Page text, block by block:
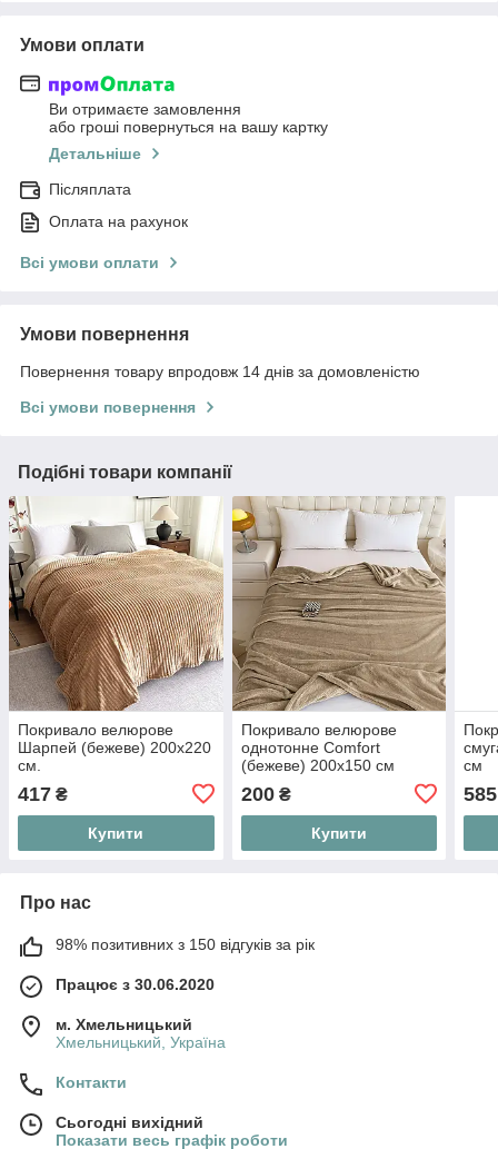
Умови оплати
Ви отримаєте замовлення
або гроші повернуться на вашу картку
Детальніше
Післяплата
Оплата на рахунок
Всі умови оплати
Умови повернення
Повернення товару впродовж 14 днів за домовленістю
Всі умови повернення
Подібні товари компанії
Покривало велюрове
Шарпей (бежеве) 200х220
см.
417 ₴
Купити
Покривало велюрове
однотонне Comfort
(бежеве) 200х150 см
200₴
Купити
см
585
Про нас
98% позитивних з 150 відгуків за рік
Працює з 30.06.2020
м. Хмельницький
Хмельницький, Україна
Контакти
Сьогодні вихідний
Показати весь графік роботи